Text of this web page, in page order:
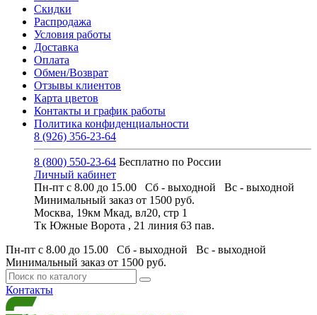
Скидки
Распродажа
Условия работы
Доставка
Оплата
Обмен/Возврат
Отзывы клиентов
Карта цветов
Контакты и график работы
Политика конфиденциальности
8 (926) 356-23-64
8 (800) 550-23-64 Бесплатно по России
Личный кабинет
Пн-пт с 8.00 до 15.00 Сб - выходной Вс - выходной
Минимальный заказ от 1500 руб.
Москва, 19км Мкад, вл20, стр 1
Тк Южные Ворота , 21 линия 63 пав.
Пн-пт с 8.00 до 15.00 Сб - выходной Вс - выходной
Минимальный заказ от 1500 руб.
Контакты